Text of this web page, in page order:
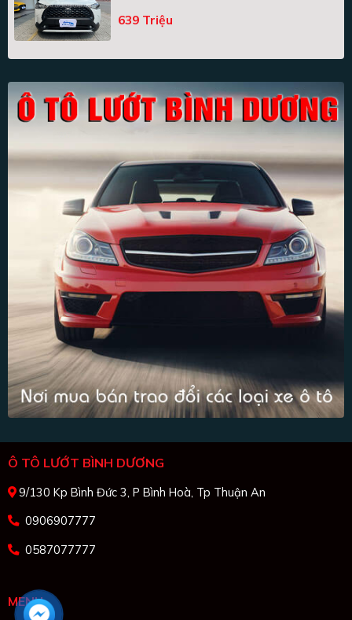
639 Triệu
Ô TÔ LƯỚT BÌNH DƯƠNG
9/130 Kp Bình Đức 3, P Bình Hoà, Tp Thuận An
0906907777
0587077777
MENU